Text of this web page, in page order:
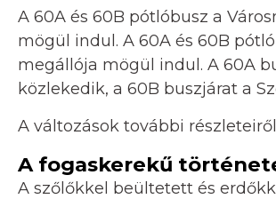
A 60A és 60B pótlóbusz a
mögül indul. A 60A és 60B
megállója mögül indul. A 60A
közlekedik, a 60B buszjárat a
A változások további
A fogaskerekű
A szőlőkkel beültetett és